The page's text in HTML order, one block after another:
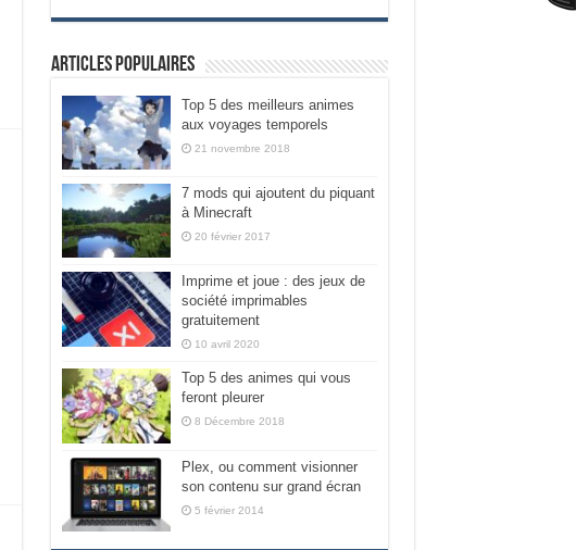
Articles populaires
Top 5 des meilleurs animes
aux voyages temporels
21 novembre 2018
7 mods qui ajoutent du piquant
à Minecraft
20 février 2017
Imprime et joue : des jeux de
société imprimables
gratuitement
10 avril 2020
Top 5 des animes qui vous
feront pleurer
8 Décembre 2018
Plex, ou comment visionner
son contenu sur grand écran
5 février 2014